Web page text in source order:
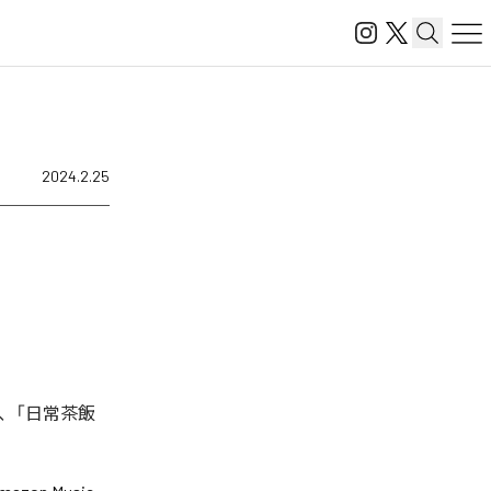
2024.2.25
「日常茶飯